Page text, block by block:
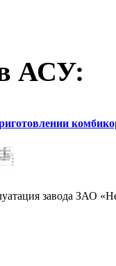
АСУ:
завода ЗАО